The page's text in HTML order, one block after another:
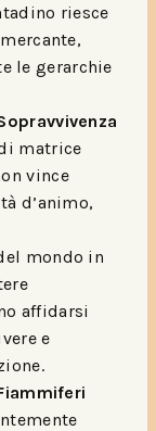
riesce
le gerarchie
matrice
vince
d’animo,
mondo in
affidarsi
e